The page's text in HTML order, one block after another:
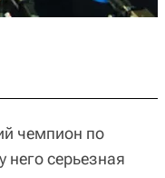
чемпион по
него серьезная